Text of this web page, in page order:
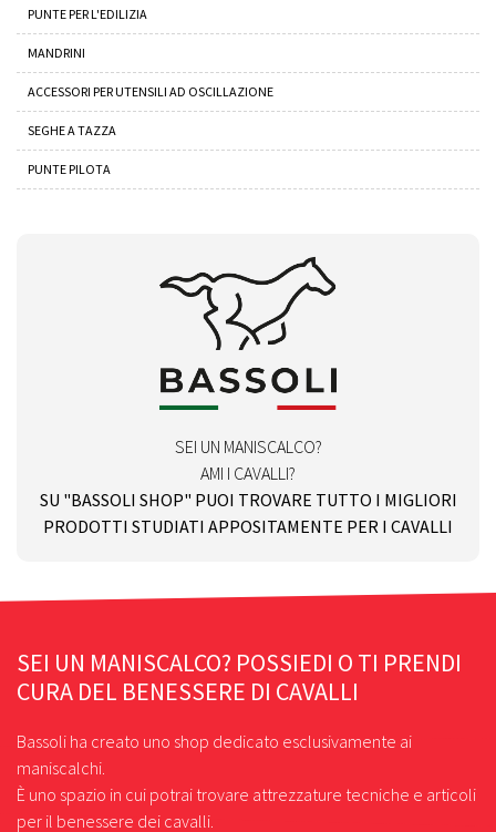
PUNTE PER L'EDILIZIA
MANDRINI
ACCESSORI PER UTENSILI AD OSCILLAZIONE
SEGHE A TAZZA
PUNTE PILOTA
SEI UN MANISCALCO?
AMI I CAVALLI?
SU "BASSOLI SHOP" PUOI TROVARE TUTTO I MIGLIORI
PRODOTTI STUDIATI APPOSITAMENTE PER I CAVALLI
SEI UN MANISCALCO? POSSIEDI O TI PRENDI
CURA DEL BENESSERE DI CAVALLI
Bassoli ha creato uno shop dedicato esclusivamente ai
maniscalchi.
È uno spazio in cui potrai trovare attrezzature tecniche e articoli
per il benessere dei cavalli.